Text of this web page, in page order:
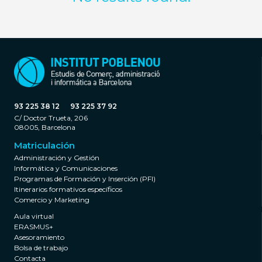
93 225 38 12
93 225 37 92
C/ Doctor Trueta, 206
08005, Barcelona
Matriculación
Administración y Gestión
Informática y Comunicaciones
Programas de Formación y Inserción (PFI)
Itinerarios formativos específicos
Comercio y Marketing
Aula virtual
ERASMUS+
Asesoramiento
Bolsa de trabajo
Contacta